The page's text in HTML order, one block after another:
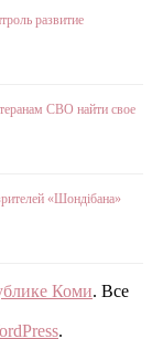
развитие
СВО найти свое
«Шондібана»
Коми. Все
.